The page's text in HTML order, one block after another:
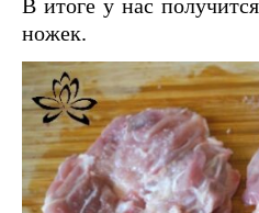
В итоге у нас
ножек.